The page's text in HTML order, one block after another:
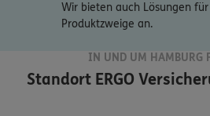
Wir bieten auch Lösungen
Produktzweige an.
IN UND UM HAMBURG
StandortERGO